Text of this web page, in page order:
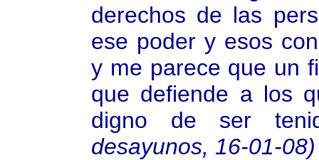
derechos de las
ese poder y esos
y me parece que un
que defiende a los
digno de ser
desayunos, 16-01-08)